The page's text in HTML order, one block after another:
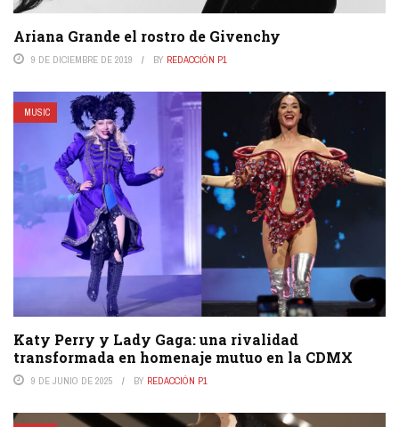
Ariana Grande el rostro de Givenchy
9 DE DICIEMBRE DE 2019 BY REDACCIÓN P1
MUSIC
Katy Perry y Lady Gaga: una rivalidad
transformada en homenaje mutuo en la CDMX
9 DE JUNIO DE 2025 BY REDACCIÓN P1